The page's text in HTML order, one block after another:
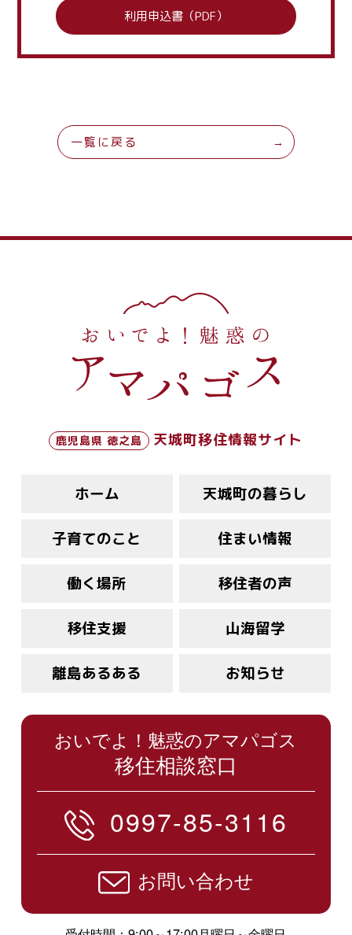
利用申込書（PDF）
一覧に戻る
鹿児島県 徳之島 天城町移住情報サイト
ホーム 天城町の暮らし
子育てのこと 住まい情報
働く場所 移住者の声
移住支援 山海留学
離島あるある お知らせ
おいでよ！魅惑のアマパゴス
移住相談窓口
0997-85-3116
お問い合わせ